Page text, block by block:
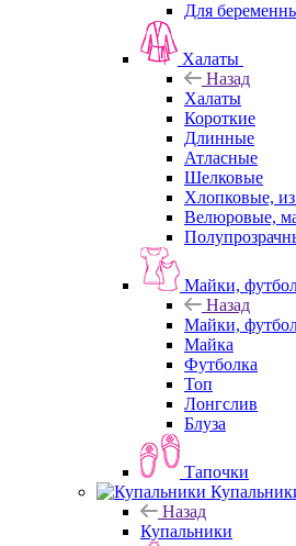
Для
Халаты
Назад
Халаты
Короткие
Длинные
Атласные
Шелковые
Хлопковые,
Велюровые,
Майки,
Назад
Майки,
Майка
Футболка
Топ
Лонгслив
Блуза
Тапочки
Назад
Купальники